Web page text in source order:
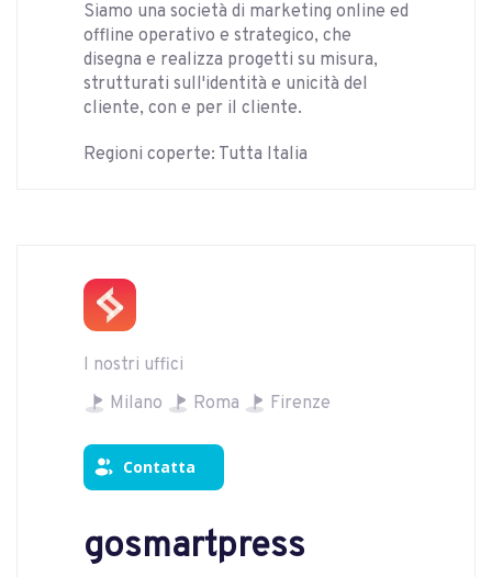
Siamo una società di marketing online ed
offline operativo e strategico, che
disegna e realizza progetti su misura,
strutturati sull'identità e unicità del
cliente, con e per il cliente.
Regioni coperte: Tutta Italia
I nostri uffici
Milano
Roma Firenze
Contatta
gosmartpress